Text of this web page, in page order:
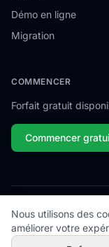
Démo en ligne
Migration
COMMENCER
Forfait gratuit
Commencer
© 2026
Nous utilisons des
améliorer votre